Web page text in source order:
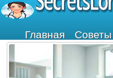
Главная Советы